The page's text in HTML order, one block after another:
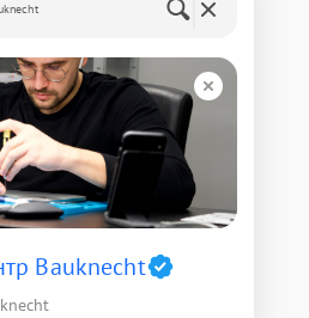
Bauknecht